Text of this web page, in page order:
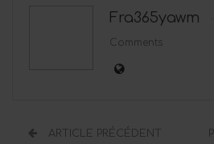
Fra365yawm
Comments
ARTICLE PRÉCÉDENT